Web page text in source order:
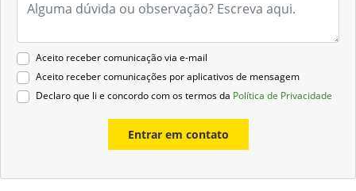
Aceito receber comunicação via e-mail
Aceito receber comunicações por aplicativos de mensagem
Declaro que li e concordo com os termos da Política de Privacidade
Entrar em contato